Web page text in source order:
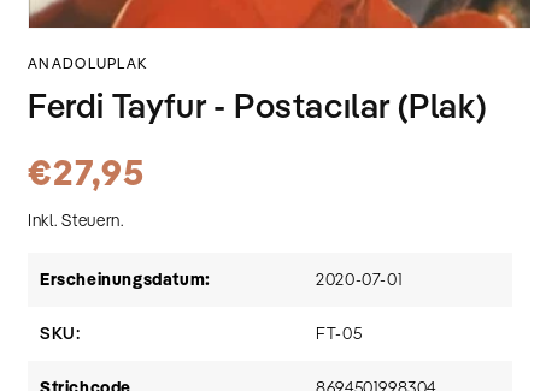
1
in
Modal
öffnen
ANADOLUPLAK
Ferdi Tayfur - Postacılar (Plak)
Normaler
Preis
€27,95
Inkl. Steuern.
Erscheinungsdatum: 2020-07-01
SKU: FT-05